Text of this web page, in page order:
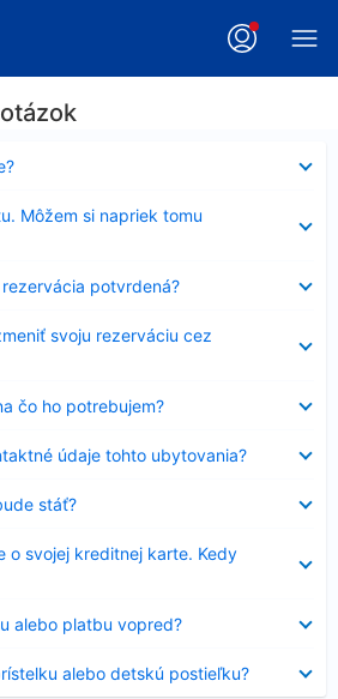
Môžem si napriek tomu
potvrdená?
svoju rezerváciu cez
čo ho potrebujem?
údaje tohto ubytovania?
stáť?
o svojej kreditnej karte. Kedy
alebo platbu vopred?
alebo detskú postieľku?